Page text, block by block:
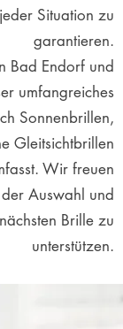
Situation zu
garantieren.
Bad Endorf und
umfangreiches
Sonnenbrillen,
Gleitsichtbrillen
Wir freuen
Auswahl und
Brille zu
unterstützen.